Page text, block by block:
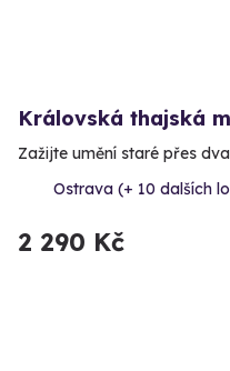
Královská thajská
Zažijte umění staré přes
Ostrava (+ 10 dalších
2 290 Kč